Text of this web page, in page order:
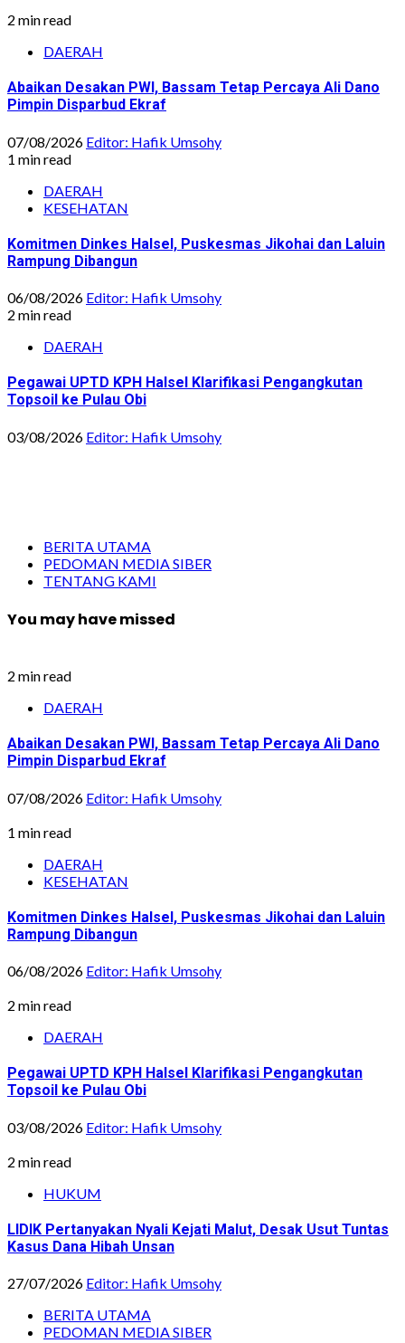
2 min read
DAERAH
Abaikan Desakan PWI, Bassam Tetap Percaya Ali Dano
Pimpin Disparbud Ekraf
07/08/2026 Editor: Hafik Umsohy
1 min read
DAERAH
KESEHATAN
Komitmen Dinkes Halsel, Puskesmas Jikohai dan Laluin
Rampung Dibangun
06/08/2026 Editor: Hafik Umsohy
2 min read
DAERAH
Pegawai UPTD KPH Halsel Klarifikasi Pengangkutan
Topsoil ke Pulau Obi
03/08/2026 Editor: Hafik Umsohy
BERITA UTAMA
PEDOMAN MEDIA SIBER
TENTANG KAMI
You may have missed
2 min read
DAERAH
Abaikan Desakan PWI, Bassam Tetap Percaya Ali Dano
Pimpin Disparbud Ekraf
07/08/2026 Editor: Hafik Umsohy
1 min read
DAERAH
KESEHATAN
Komitmen Dinkes Halsel, Puskesmas Jikohai dan Laluin
Rampung Dibangun
06/08/2026 Editor: Hafik Umsohy
2 min read
DAERAH
Pegawai UPTD KPH Halsel Klarifikasi Pengangkutan
Topsoil ke Pulau Obi
03/08/2026 Editor: Hafik Umsohy
2 min read
HUKUM
LIDIK Pertanyakan Nyali Kejati Malut, Desak Usut Tuntas
Kasus Dana Hibah Unsan
27/07/2026 Editor: Hafik Umsohy
BERITA UTAMA
PEDOMAN MEDIA SIBER